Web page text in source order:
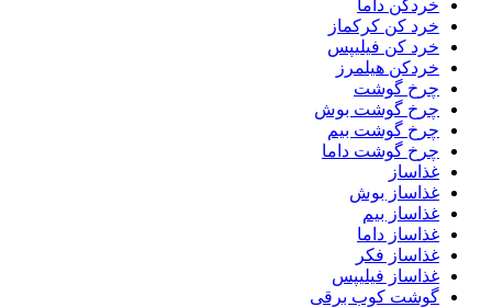
خردکن داما
خرد کن کرکماز
خرد کن فیلیپس
خردکن هیلمرز
چرخ گوشت
چرخ گوشت بوش
چرخ گوشت بیم
چرخ گوشت داما
غذاساز
غذاساز بوش
غذاساز بیم
غذاساز داما
غذاساز فکر
غذاساز فیلیپس
گوشت کوب برقی